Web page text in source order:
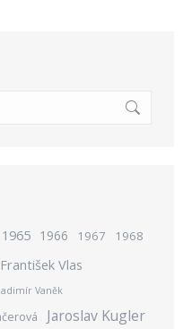
1965 1966 1967 1968
František Vlas
Vaněk
Jaroslav Kugler